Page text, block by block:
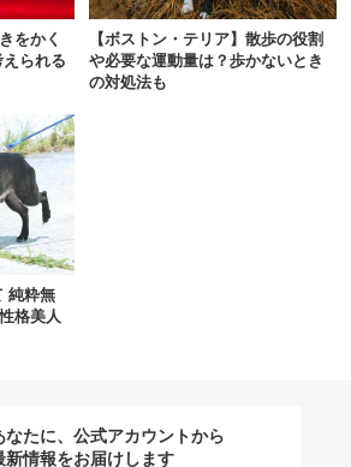
をかく
られる
【ボストン・テリア】散歩の役割
や必要な運動量は？歩かないとき
の対処法も
純粋無
格美人
なたに、公式アカウントから
新情報をお届けします
ォロー
プリをダウンロードする